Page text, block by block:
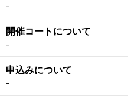
-
開催コートについて
-
申込みについて
-